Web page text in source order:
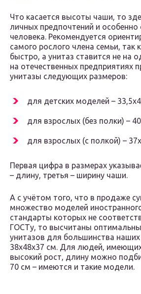
Что касается высоты чаши, то
личных предпочтений и особенно
человека. Рекомендуется
самого рослого члена семьи, так
быстро, а унитаз ставится не на
на отечественных предприятиях
унитазы следующих размеров:
для детских моделей –
для взрослых (без полки) –
для взрослых (с полкой) –
Первая цифра в размерах
– длину, третья – ширину чаши.
А с учётом того, что в продаже
множество моделей
стандарты которых не
ГОСТу, то высчитаны
унитазов для большинства наших
38х48х37 см. Для людей,
высокий рост, длину можно
70 см – имеются и такие модели.